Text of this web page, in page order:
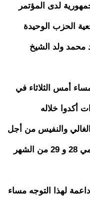
لدى المؤتمر
الحزب الوحيدة
محمد ولد الشيخ
أمس الثلاثاء في
أكدوا خلاله
والنفيس من أجل
إنجاح المؤتمر المزمع انعقاده خلال يومي 28 و 29 من الشهر
لهذا التوجه مساء